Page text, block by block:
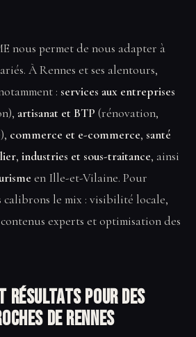
nous permet de nous adapter à
À Rennes et ses alentours,
: services aux entreprises
artisanat et BTP (rénovation,
commerce et e-commerce, santé
, industries et sous-traitance, ainsi
en Ille-et-Vilaine. Pour
calibrons le mix : visibilité locale,
experts et optimisation des
résultats pour des
de Rennes